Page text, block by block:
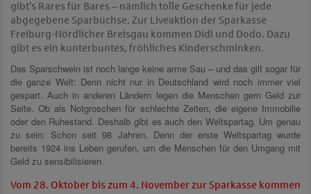
gibt’s Rares für Bares – nämlich tolle Geschenke für jede
abgegebene Sparbüchse. Zur Liveaktion der Sparkasse
Freiburg-Nördlicher Breisgau kommen Didi und Dodo. Dazu
gibt es ein kunterbuntes, fröhliches Kinderschminken.
Das Sparschwein ist noch lange keine arme Sau – und das gilt sogar für
die ganze Welt: Denn nicht nur in Deutschland wird noch immer viel
gespart. Auch in anderen Ländern legen die Menschen gern Geld zur
Seite. Ob als Notgroschen für schlechte Zeiten, die eigene Immobilie
oder den Ruhestand. Deshalb gibt es auch den Weltspartag. Um genau
zu sein: Schon seit 98 Jahren. Denn der erste Weltspartag wurde
bereits 1924 ins Leben gerufen, um die Menschen für den Umgang mit
Geld zu sensibilisieren.
Vom 28. Oktober bis zum 4. November zur Sparkasse kommen